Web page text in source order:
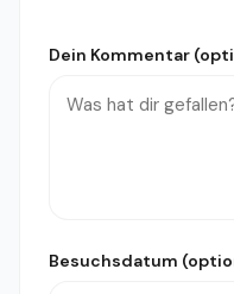
Dein Kommentar
Besuchsdatum